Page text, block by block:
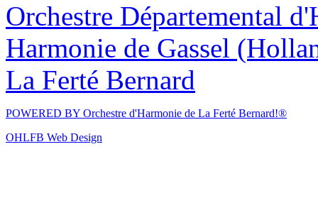
Orchestre Départemental
Harmonie de Gassel
La Ferté Bernard
POWERED BY Orchestre d'Harmonie de La Ferté Bernard!®
OHLFB Web Design